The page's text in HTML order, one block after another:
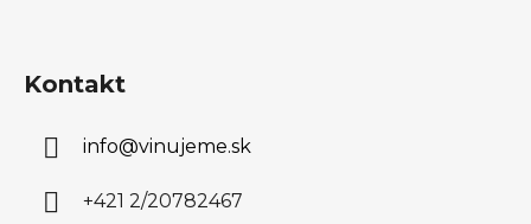
Kontakt
info@vinujeme.sk
+421 2/20782467